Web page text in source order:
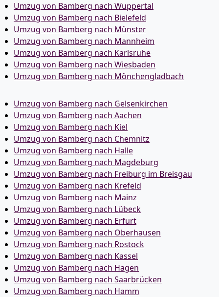
Umzug von Bamberg nach Wuppertal
Umzug von Bamberg nach Bielefeld
Umzug von Bamberg nach Münster
Umzug von Bamberg nach Mannheim
Umzug von Bamberg nach Karlsruhe
Umzug von Bamberg nach Wiesbaden
Umzug von Bamberg nach Mönchen­gladbach
Umzug von Bamberg nach Gelsenkirchen
Umzug von Bamberg nach Aachen
Umzug von Bamberg nach Kiel
Umzug von Bamberg nach Chemnitz
Umzug von Bamberg nach Halle
Umzug von Bamberg nach Magdeburg
Umzug von Bamberg nach Freiburg im Breisgau
Umzug von Bamberg nach Krefeld
Umzug von Bamberg nach Mainz
Umzug von Bamberg nach Lübeck
Umzug von Bamberg nach Erfurt
Umzug von Bamberg nach Oberhausen
Umzug von Bamberg nach Rostock
Umzug von Bamberg nach Kassel
Umzug von Bamberg nach Hagen
Umzug von Bamberg nach Saarbrücken
Umzug von Bamberg nach Hamm